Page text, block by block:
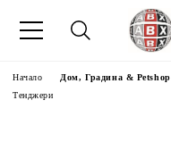
Начало Дом, Градина & Petshop
Тенджери